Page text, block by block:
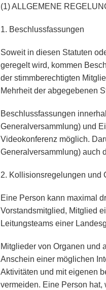
(1) ALLGEMENE
1. Beschlussfassungen
Soweit in diesen Statuten
geregelt wird, kommen
der stimmberechtigten
Mehrheit der abgegebenen
Beschlussfassungen
Generalversammlung) und
Videokonferenz möglich.
Generalversammlung) auch
2. Kollisionsregelungen und
Eine Person kann maximal
Vorstandsmitglied, Mitglied
Leitungsteams einer
Mitglieder von Organen und
Anschein einer möglichen
Aktivitäten und mit eigenen
vermeiden. Eine Person hat,